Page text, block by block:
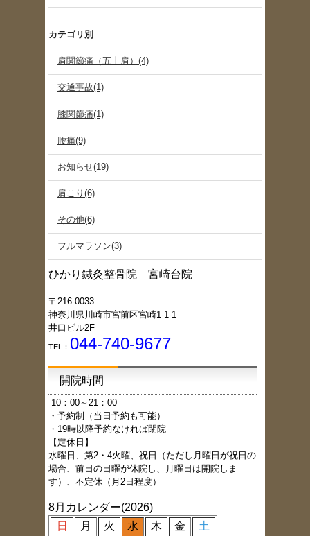
カテゴリ別
肩関節痛（五十肩）(4)
交通事故(1)
膝関節痛(1)
腰痛(9)
お知らせ(19)
肩こり(6)
その他(6)
フルマラソン(3)
ひかり鍼灸整骨院 宮崎台院
〒216-0033
神奈川県川崎市宮前区宮崎1-1-1
井口ビル2F
TEL： 044-740-9677
開院時間
10：00～21：00
・予約制（当日予約も可能）
・19時以降予約なければ閉院
【定休日】
水曜日、第2・4火曜、祝日（ただし月曜日が祝日の
場合、前日の日曜が休院し、月曜日は開院しま
す）、不定休（月2日程度）
8月カレンダー(2026)
日
月 火 水 木 金
土